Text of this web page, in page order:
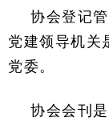
协会登记
党建领导机关
党委。
协会会刊